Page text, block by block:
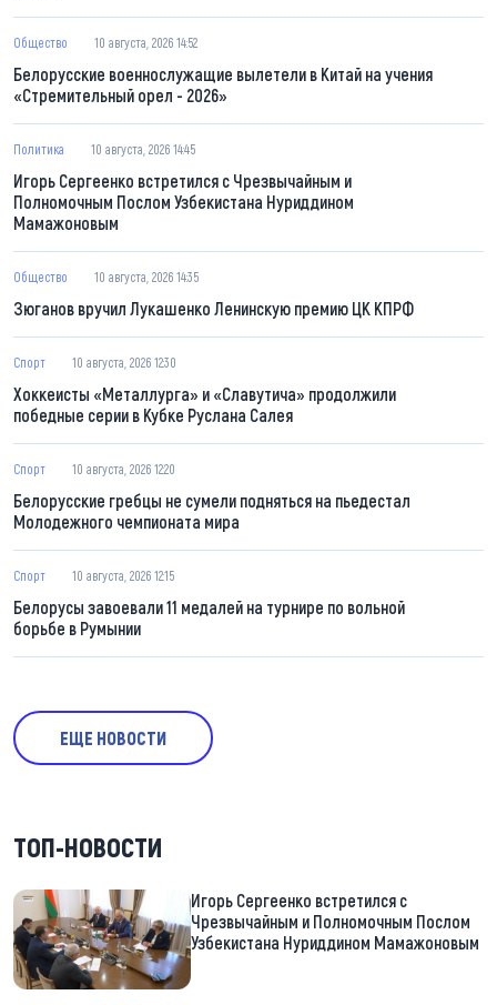
Общество 10 августа, 2026 14:52
Белорусские военнослужащие вылетели в Китай на учения
«Стремительный орел - 2026»
Политика 10 августа, 2026 14:45
Игорь Сергеенко встретился с Чрезвычайным и
Полномочным Послом Узбекистана Нуриддином
Мамажоновым
Общество 10 августа, 2026 14:35
Зюганов вручил Лукашенко Ленинскую премию ЦК КПРФ
Спорт 10 августа, 2026 12:30
Хоккеисты «Металлурга» и «Славутича» продолжили
победные серии в Кубке Руслана Салея
Спорт 10 августа, 2026 12:20
Белорусские гребцы не сумели подняться на пьедестал
Молодежного чемпионата мира
Спорт 10 августа, 2026 12:15
Белорусы завоевали 11 медалей на турнире по вольной
борьбе в Румынии
ЕЩЕ НОВОСТИ
ТОП-НОВОСТИ
Игорь Сергеенко встретился с
Чрезвычайным и Полномочным Послом
Узбекистана Нуриддином Мамажоновым